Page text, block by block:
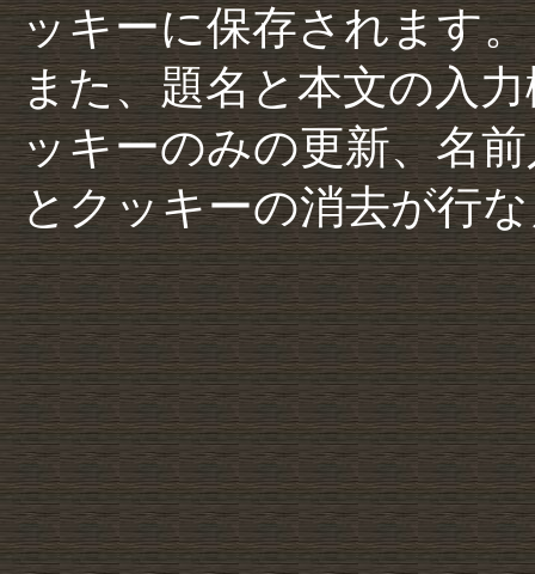
ッキーに保存されます。
また、題名と本文の入
ッキーのみの更新、名
とクッキーの消去が行